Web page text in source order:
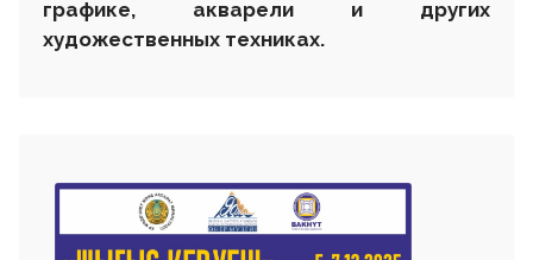
графике, акварели и других
художественных техниках.